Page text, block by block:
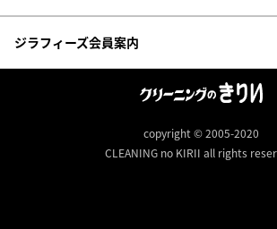
ジラフィーズ会員案内
copyright © 2005-2020
CLEANING no KIRII all rights